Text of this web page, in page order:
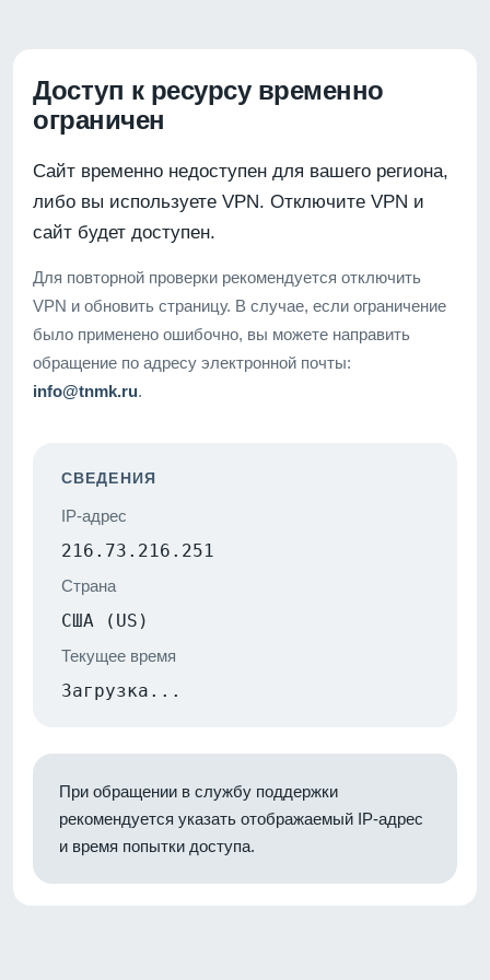
Доступ к ресурсу временно
ограничен
Сайт временно недоступен для вашего региона,
либо вы используете VPN. Отключите VPN и
сайт будет доступен.
Для повторной проверки рекомендуется отключить
VPN и обновить страницу. В случае, если ограничение
было применено ошибочно, вы можете направить
обращение по адресу электронной почты:
info@tnmk.ru.
СВЕДЕНИЯ
IP-адрес
216.73.216.251
Страна
США (US)
Текущее время
Загрузка...
При обращении в службу поддержки
рекомендуется указать отображаемый IP-адрес
и время попытки доступа.